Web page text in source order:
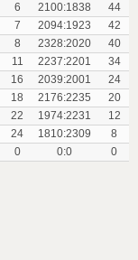
6 2100:1838
44
7 2094:1923
42
8 2328:2020
40
11 2237:2201
34
16 2039:2001
24
18 2176:2235
20
22 1974:2231
12
24 1810:2309
8
0 0:0 0